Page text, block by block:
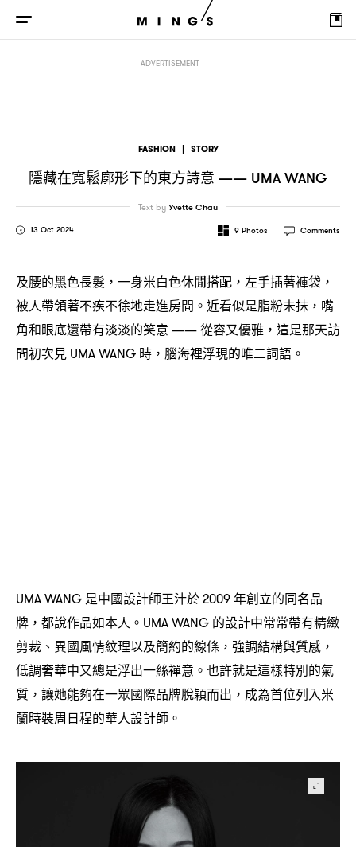
ADVERTISEMENT
FASHION | STORY
隱藏在寬鬆廓形下的東方詩意 —— UMA WANG
13 Oct 2024
Text byYvette Chau
9 Photos Comments
及腰的黑色長髮 ， 一身米白色休閒搭配 ， 左手插著褲袋 ，
被人帶領著不疾不徐地走進房間。近看似是脂粉未抹 ， 嘴
角和眼底還帶有淡淡的笑意 ——從容又優雅 ， 這是那天訪
問初次見 UMA WANG 時 ， 腦海裡浮現的唯二詞語。
UMA WANG 是中國設計師王汁於2009年創立的同名品
牌 ， 都說作品如本人。 UMA WANG 的設計中常常帶有精緻
剪裁、異國風情紋理以及簡約的線條 ， 強調結構與質感 ，
低調奢華中又總是浮出一絲禪意。也許就是這樣特別的氣
質 ， 讓她能夠在一眾國際品牌脫穎而出 ， 成為首位列入米
蘭時裝周日程的華人設計師。
隱藏在寬鬆廓形下的東方詩意 —— UMA WANG